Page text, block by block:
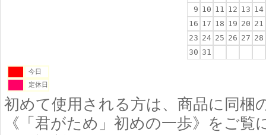
9 10 11 12 13 14
16 17 18 19 20 21
23 24 25 26 27 28
30 31
今日
定休日
初めて使用される方は、商品に同梱
《「君がため」初めの一歩》をご覧